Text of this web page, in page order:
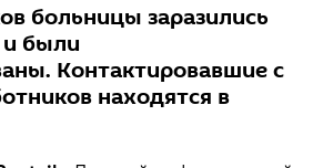
больницы заразились
были
Контактировавшие с
находятся в